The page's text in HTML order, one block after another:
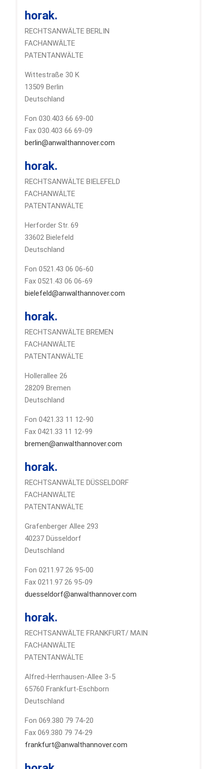
horak.
RECHTSANWÄLTE BERLIN
FACHANWÄLTE
PATENTANWÄLTE
Wittestraße 30 K
13509 Berlin
Deutschland
Fon 030.403 66 69-00
Fax 030.403 66 69-09
berlin@anwalthannover.com
horak.
RECHTSANWÄLTE BIELEFELD
FACHANWÄLTE
PATENTANWÄLTE
Herforder Str. 69
33602 Bielefeld
Deutschland
Fon 0521.43 06 06-60
Fax 0521.43 06 06-69
bielefeld@anwalthannover.com
horak.
RECHTSANWÄLTE BREMEN
FACHANWÄLTE
PATENTANWÄLTE
Hollerallee 26
28209 Bremen
Deutschland
Fon 0421.33 11 12-90
Fax 0421.33 11 12-99
bremen@anwalthannover.com
horak.
RECHTSANWÄLTE DÜSSELDORF
FACHANWÄLTE
PATENTANWÄLTE
Grafenberger Allee 293
40237 Düsseldorf
Deutschland
Fon 0211.97 26 95-00
Fax 0211.97 26 95-09
duesseldorf@anwalthannover.com
horak.
RECHTSANWÄLTE FRANKFURT/ MAIN
FACHANWÄLTE
PATENTANWÄLTE
Alfred-Herrhausen-Allee 3-5
65760 Frankfurt-Eschborn
Deutschland
Fon 069.380 79 74-20
Fax 069.380 79 74-29
frankfurt@anwalthannover.com